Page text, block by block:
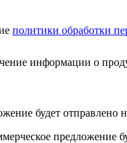
политики обработки
информации о
будет отправлено
предложение